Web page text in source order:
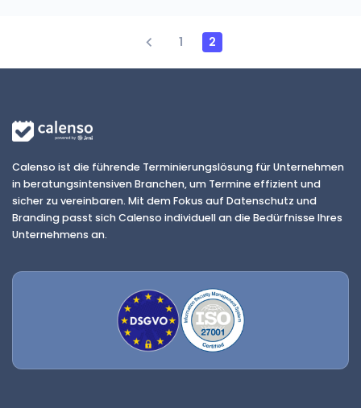
1 2
Calenso ist die führende Terminierungslösung für Unternehmen
in beratungsintensiven Branchen, um Termine effizient und
sicher zu vereinbaren. Mit dem Fokus auf Datenschutz und
Branding passt sich Calenso individuell an die Bedürfnisse Ihres
Unternehmens an.